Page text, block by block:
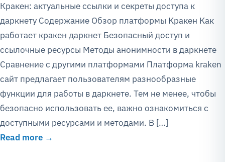
Кракен: актуальные ссылки и секреты доступа к
даркнету Содержание Обзор платформы Кракен Как
работает кракен даркнет Безопасный доступ и
ссылочные ресурсы Методы анонимности в даркнете
Сравнение с другими платформами Платформа kraken
сайт предлагает пользователям разнообразные
функции для работы в даркнете. Тем не менее, чтобы
безопасно использовать ее, важно ознакомиться с
доступными ресурсами и методами. В […]
Read more →